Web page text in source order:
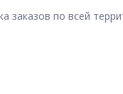
заказов по всей